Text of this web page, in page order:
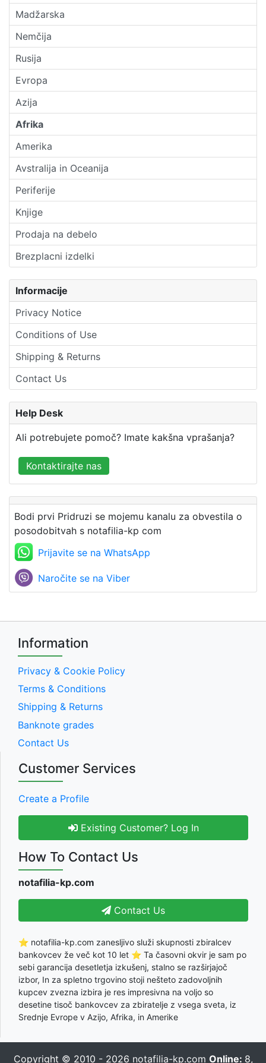
Madžarska
Nemčija
Rusija
Evropa
Azija
Afrika
Amerika
Avstralija in Oceanija
Periferije
Knjige
Prodaja na debelo
Brezplacni izdelki
Informacije
Privacy Notice
Conditions of Use
Shipping & Returns
Contact Us
Help Desk
Ali potrebujete pomoč? Imate kakšna vprašanja?
Kontaktirajte nas
Bodi prvi Pridruzi se mojemu kanalu za obvestila o
posodobitvah s notafilia-kp com
Prijavite se na WhatsApp
Naročite se na Viber
Information
Privacy & Cookie Policy
Terms & Conditions
Shipping & Returns
Banknote grades
Contact Us
Customer Services
Create a Profile
Existing Customer? Log In
How To Contact Us
notafilia-kp.com
Contact Us
⭐ notafilia-kp.com zanesljivo služi skupnosti zbiralcev
bankovcev že več kot 10 let ⭐ Ta časovni okvir je sam po
sebi garancija desetletja izkušenj, stalno se razširjajoč
izbor, In za spletno trgovino stoji nešteto zadovoljnih
kupcev zvezna izbira je res impresivna na voljo so
desetine tisoč bankovcev za zbiratelje z vsega sveta, iz
Srednje Evrope v Azijo, Afrika, in Amerike
Copyright © 2010 - 2026 notafilia-kp.com Online: 8,